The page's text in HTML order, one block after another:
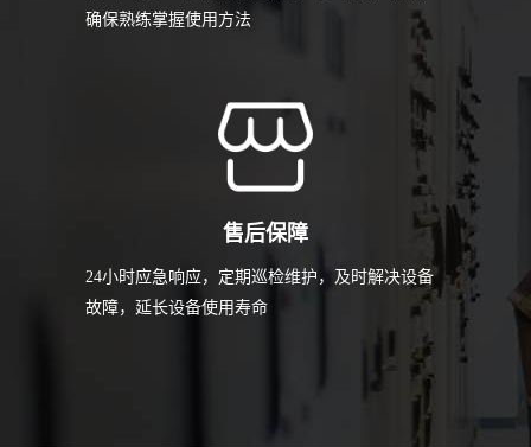
确保熟练掌握使用方法
售后保障
24小时应急响应，定期巡检维护，及时解决设备
故障，延长设备使用寿命